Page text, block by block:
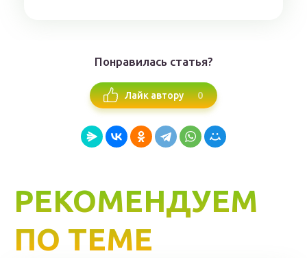
Понравилась статья?
Лайк автору 0
РЕКОМЕНДУЕМ
ПО ТЕМЕ